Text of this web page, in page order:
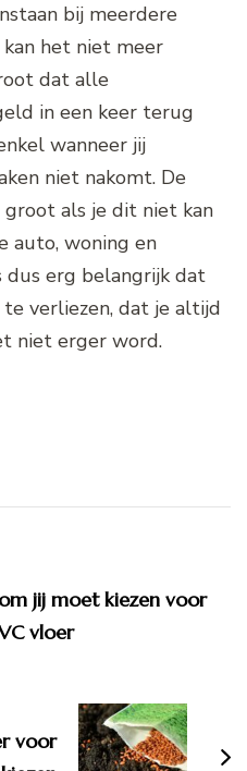
bij meerdere
het niet meer
dat alle
in een keer terug
wanneer jij
niet nakomt. De
als je dit niet kan
auto, woning en
dus erg belangrijk dat
verliezen, dat je altijd
niet erger word.
jij moet kiezen voor
vloer
voor